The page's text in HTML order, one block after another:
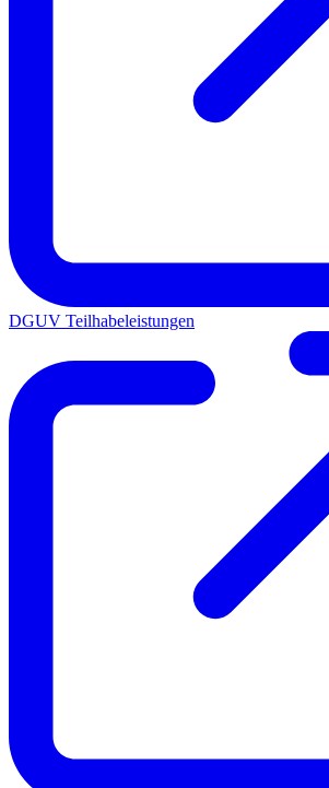
DGUV Teilhabeleistungen